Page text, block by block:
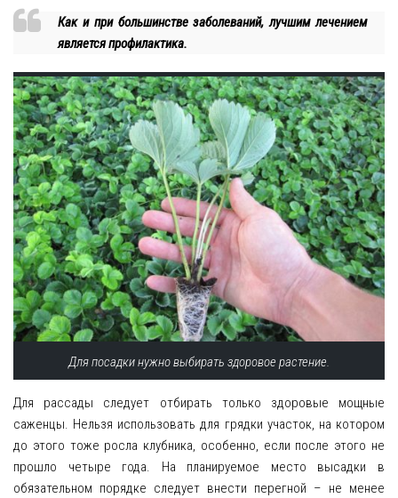
Как и при большинстве заболеваний, лучшим лечением
является профилактика.
Для посадки нужно выбирать здоровое растение.
Для рассады следует отбирать только здоровые мощные
саженцы. Нельзя использовать для грядки участок, на котором
до этого тоже росла клубника, особенно, если после этого не
прошло четыре года. На планируемое место высадки в
обязательном порядке следует внести перегной – не менее